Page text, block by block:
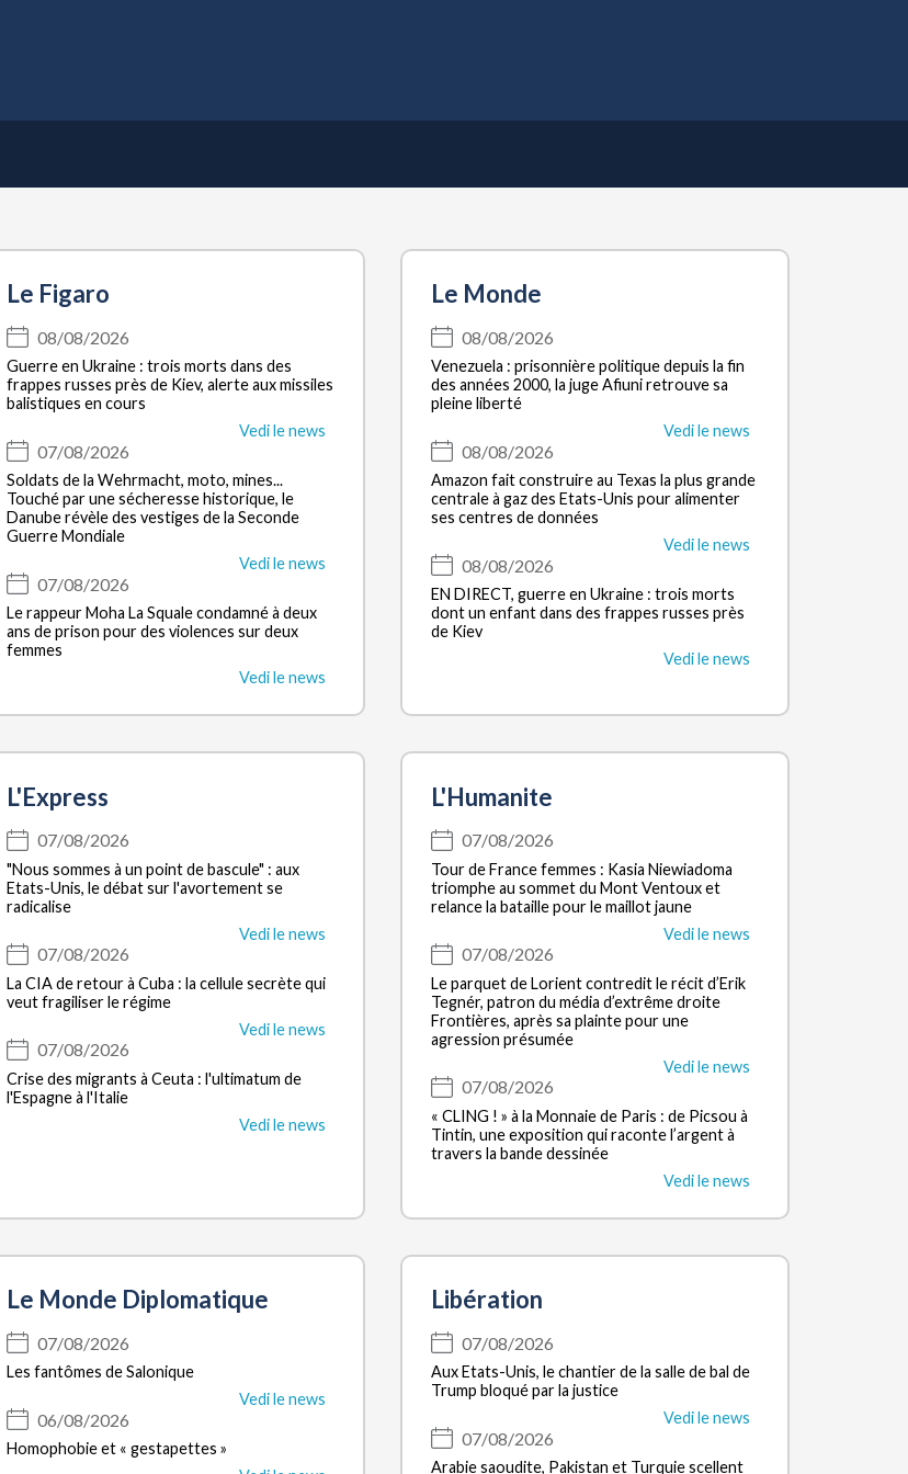
Le Figaro
08/08/2026
Guerre en Ukraine : trois morts dans des
frappes russes près de Kiev, alerte aux missiles
balistiques en cours
Vedi le news
07/08/2026
Soldats de la Wehrmacht, moto, mines...
Touché par une sécheresse historique, le
Danube révèle des vestiges de la Seconde
Guerre Mondiale
Vedi le news
07/08/2026
Le rappeur Moha La Squale condamné à deux
ans de prison pour des violences sur deux
femmes
Vedi le news
Le Monde
08/08/2026
Venezuela : prisonnière politique depuis la fin
des années 2000, la juge Afiuni retrouve sa
pleine liberté
Vedi le news
08/08/2026
Amazon fait construire au Texas la plus grande
centrale à gaz des Etats-Unis pour alimenter
ses centres de données
Vedi le news
08/08/2026
EN DIRECT, guerre en Ukraine : trois morts
dont un enfant dans des frappes russes près
de Kiev
Vedi le news
L'Express
07/08/2026
"Nous sommes à un point de bascule" : aux
Etats-Unis, le débat sur l'avortement se
radicalise
Vedi le news
07/08/2026
La CIA de retour à Cuba : la cellule secrète qui
veut fragiliser le régime
Vedi le news
07/08/2026
Crise des migrants à Ceuta : l'ultimatum de
l'Espagne à l'Italie
Vedi le news
L'Humanite
07/08/2026
Tour de France femmes : Kasia Niewiadoma
triomphe au sommet du Mont Ventoux et
relance la bataille pour le maillot jaune
Vedi le news
07/08/2026
Le parquet de Lorient contredit le récit d’Erik
Tegnér, patron du média d’extrême droite
Frontières, après sa plainte pour une
agression présumée
Vedi le news
07/08/2026
« CLING ! » à la Monnaie de Paris : de Picsou à
Tintin, une exposition qui raconte l’argent à
travers la bande dessinée
Vedi le news
Le Monde Diplomatique
07/08/2026
Les fantômes de Salonique
Vedi le news
06/08/2026
Homophobie et « gestapettes »
Libération
07/08/2026
Aux Etats-Unis, le chantier de la salle de bal de
Trump bloqué par la justice
Vedi le news
07/08/2026
Arabie saoudite, Pakistan et Turquie scellent